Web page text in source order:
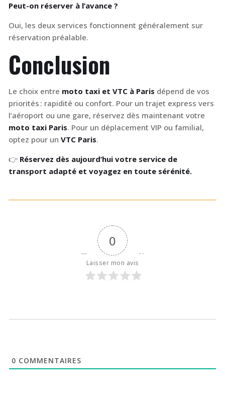
Peut-on réserver à l’avance ?
Oui, les deux services fonctionnent généralement sur
réservation préalable.
Conclusion
Le choix entre moto taxi et VTC à Paris dépend de vos
priorités : rapidité ou confort. Pour un trajet express vers
l’aéroport ou une gare, réservez dès maintenant votre
moto taxi Paris. Pour un déplacement VIP ou familial,
optez pour un VTC Paris.
👉 Réservez dès aujourd’hui votre service de
transport adapté et voyagez en toute sérénité.
0
Laisser mon avis
0 COMMENTAIRES